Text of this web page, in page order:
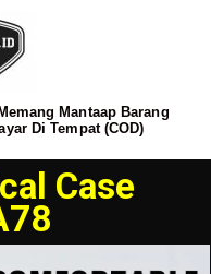
Mantaap Barang
Di Tempat (COD)
Case